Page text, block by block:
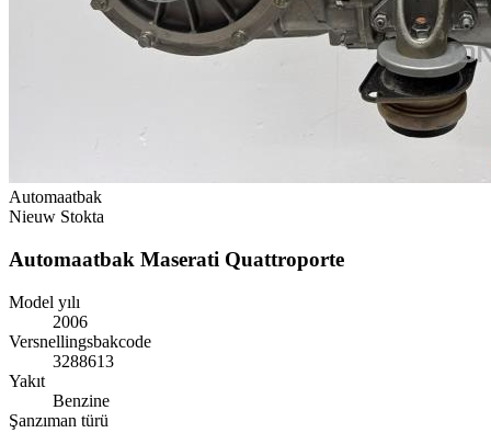
Automaatbak
Nieuw Stokta
Automaatbak Maserati Quattroporte
Model yılı
2006
Versnellingsbakcode
3288613
Yakıt
Benzine
Şanzıman türü